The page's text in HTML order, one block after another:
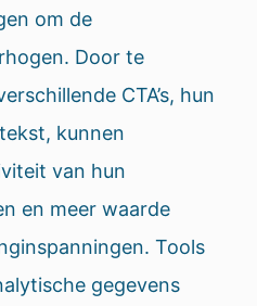
om de
Door te
CTA’s, hun
kunnen
van hun
en meer waarde
Tools
gegevens